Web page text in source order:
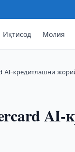
Иқтисод Молия
AI-кредитлашни
AI-